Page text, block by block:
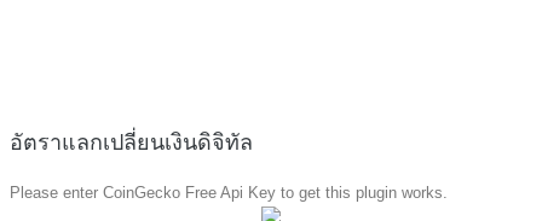
อัตราแลกเปลี่ยนเงินดิจิทัล
Please enter CoinGecko Free Api Key to get this plugin works.